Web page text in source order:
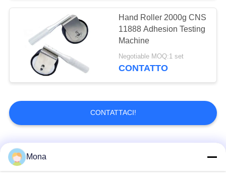
Hand Roller 2000g CNS
11888 Adhesion Testing
Machine
Negotiable MOQ:1 set
CONTATTO
CONTATTACI!
Categorie popolari
Mona